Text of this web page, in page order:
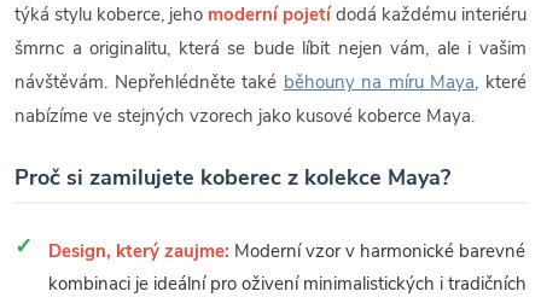
týká stylu koberce, jeho moderní pojetí dodá každému interiéru
šmrnc a originalitu, která se bude líbit nejen vám, ale i vašim
návštěvám. Nepřehlédněte také běhouny na míru Maya, které
nabízíme ve stejných vzorech jako kusové koberce Maya.
Proč si zamilujete koberec z kolekce Maya?
Design, který zaujme: Moderní vzor v harmonické barevné
kombinaci je ideální pro oživení minimalistických i tradičních